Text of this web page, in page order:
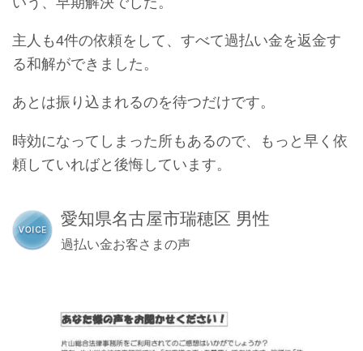
主人も4件の依頼をして、すべて過払い金を返金す
る和解ができました。
あとは振り込まれるのを待つだけです。
時効になってしまった所もあるので、もっと早く依
頼していればと後悔しています。
愛知県名古屋市瑞穂区 男性
過払い金お客さまの声